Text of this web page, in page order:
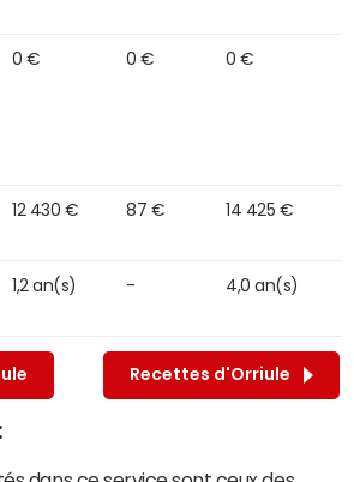
0 € 0 € 0 €
12 430 € 87 € 14 425 €
1,2 an(s) - 4,0 an(s)
Recettes d'Orriule